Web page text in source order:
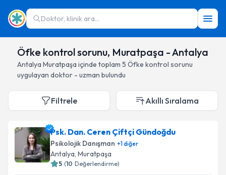
Doktor, klinik ara...
Öfke kontrol sorunu, Muratpaşa - Antalya
Antalya Muratpaşa içinde toplam 5 Öfke kontrol sorunu
uygulayan doktor - uzman bulundu
Filtrele Akıllı Sıralama
Psk. Dan. Ceren Çiftçi Gündoğdu
Psikolojik Danışman +1diğer
Antalya, Muratpaşa
5 (10 Değerlendirme)